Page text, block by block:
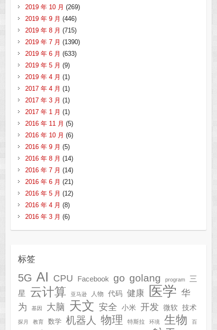
2019 年 10 月 (269)
2019 年 9 月 (446)
2019 年 8 月 (715)
2019 年 7 月 (1390)
2019 年 6 月 (633)
2019 年 5 月 (9)
2019 年 4 月 (1)
2017 年 4 月 (1)
2017 年 3 月 (1)
2017 年 1 月 (1)
2016 年 11 月 (5)
2016 年 10 月 (6)
2016 年 9 月 (5)
2016 年 8 月 (14)
2016 年 7 月 (14)
2016 年 6 月 (21)
2016 年 5 月 (12)
2016 年 4 月 (8)
2016 年 3 月 (6)
标签
5G AI CPU Facebook go golang program
三
星
云计算 亚马逊 人物 代码 健康 医学 华
为
基因 大脑 天文 安全 小米 开发 微软 技术
探月 教育 数学 机器人 物理 特斯拉 环境 生物 百